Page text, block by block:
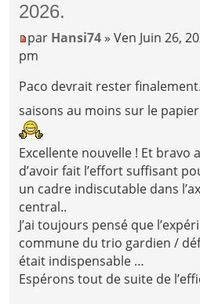
2026.
par Hansi74 » Ven Juin 26,
pm
Paco devrait rester
saisons au moins sur le
Excellente nouvelle ! Et bravo
d’avoir fait l’effort suffisant
un cadre indiscutable dans
central..
J’ai toujours pensé que
commune du trio gardien /
était indispensable …
Espérons tout de suite de